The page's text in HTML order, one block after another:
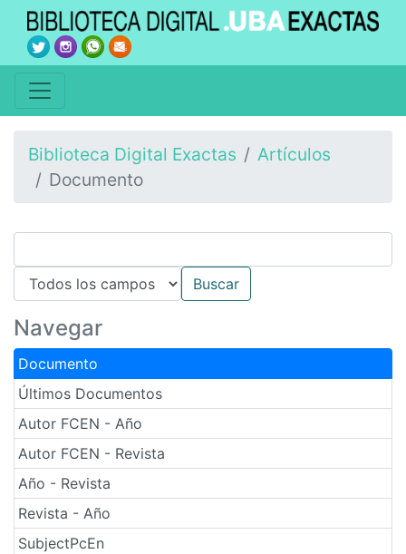
Biblioteca Digital Exactas
Artículos
Documento
Navegar
Documento
Últimos Documentos
Autor FCEN - Año
Autor FCEN - Revista
Año - Revista
Revista - Año
SubjectPcEn